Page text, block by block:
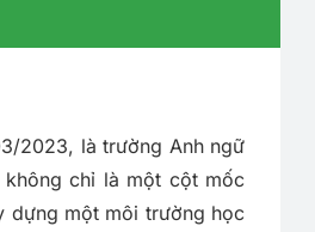
2023, là trường Anh ngữ
chỉ là một cột mốc
dựng một môi trường học